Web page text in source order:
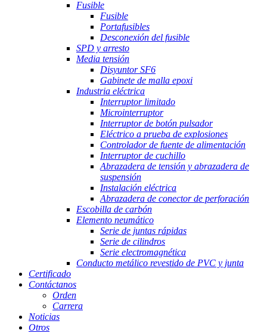
Fusible
Fusible
Portafusibles
Desconexión del fusible
SPD y arresto
Media tensión
Disyuntor SF6
Gabinete de malla epoxi
Industria eléctrica
Interruptor limitado
Microinterruptor
Interruptor de botón pulsador
Eléctrico a prueba de explosiones
Controlador de fuente de alimentación
Interruptor de cuchillo
Abrazadera de tensión y abrazadera de
suspensión
Instalación eléctrica
Abrazadera de conector de perforación
Escobilla de carbón
Elemento neumático
Serie de juntas rápidas
Serie de cilindros
Serie electromagnética
Conducto metálico revestido de PVC y junta
Certificado
Contáctanos
Orden
Carrera
Noticias
Otros